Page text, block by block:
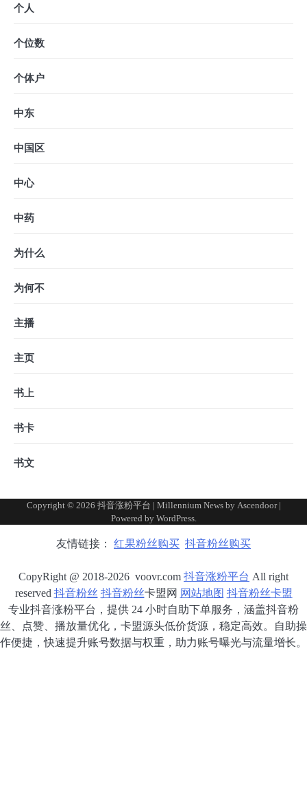
个人
个位数
个体户
中东
中国区
中心
中药
为什么
为何不
主播
主页
书上
书卡
书文
Copyright © 2026 抖音涨粉平台 | Millennium News by Ascendoor|
Powered by WordPress.
友情链接： 红果粉丝购买 抖音粉丝购买
CopyRight @ 2018-2026 voovr.com 抖音涨粉平台 All right
reserved 抖音粉丝 抖音粉丝卡盟网 网站地图 抖音粉丝卡盟
专业抖音涨粉平台，提供 24 小时自助下单服务，涵盖抖音粉
丝、点赞、播放量优化，卡盟源头低价货源，稳定高效。自助操
作便捷，快速提升账号数据与权重，助力账号曝光与流量增长。